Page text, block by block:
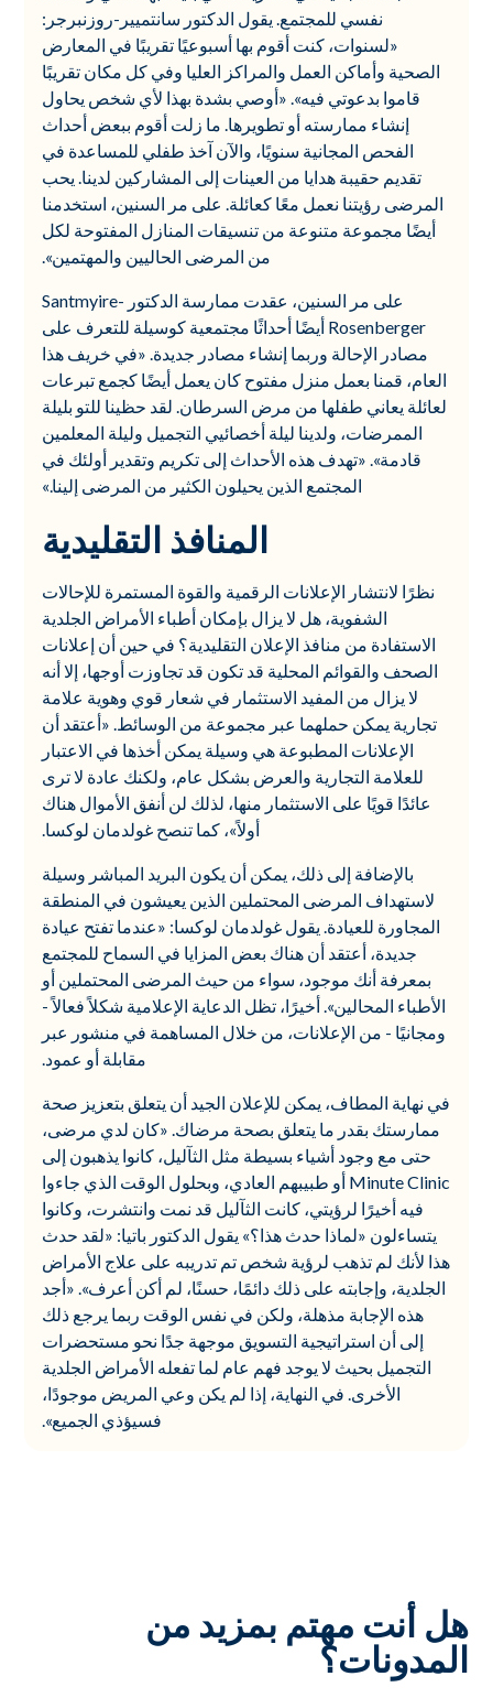
نفسي للمجتمع. يقول الدكتور سانتميير-روزنبرجر:
«لسنوات، كنت أقوم بها أسبوعيًا تقريبًا في المعارض
الصحية وأماكن العمل والمراكز العليا وفي كل مكان تقريبًا
قاموا بدعوتي فيه». «أوصي بشدة بهذا لأي شخص يحاول
إنشاء ممارسته أو تطويرها. ما زلت أقوم ببعض أحداث
الفحص المجانية سنويًا، والآن آخذ طفلي للمساعدة في
تقديم حقيبة هدايا من العينات إلى المشاركين لدينا. يحب
المرضى رؤيتنا نعمل معًا كعائلة. على مر السنين، استخدمنا
أيضًا مجموعة متنوعة من تنسيقات المنازل المفتوحة لكل
من المرضى الحاليين والمهتمين».
على مر السنين، عقدت ممارسة الدكتور Santmyire-
Rosenberger أيضًا أحداثًا مجتمعية كوسيلة للتعرف على
مصادر الإحالة وربما إنشاء مصادر جديدة. «في خريف هذا
العام، قمنا بعمل منزل مفتوح كان يعمل أيضًا كجمع تبرعات
لعائلة يعاني طفلها من مرض السرطان. لقد حظينا للتو بليلة
الممرضات، ولدينا ليلة أخصائيي التجميل وليلة المعلمين
قادمة». «تهدف هذه الأحداث إلى تكريم وتقدير أولئك في
المجتمع الذين يحيلون الكثير من المرضى إلينا.»
المنافذ التقليدية
نظرًا لانتشار الإعلانات الرقمية والقوة المستمرة للإحالات
الشفوية، هل لا يزال بإمكان أطباء الأمراض الجلدية
الاستفادة من منافذ الإعلان التقليدية؟ في حين أن إعلانات
الصحف والقوائم المحلية قد تكون قد تجاوزت أوجها، إلا أنه
لا يزال من المفيد الاستثمار في شعار قوي وهوية علامة
تجارية يمكن حملهما عبر مجموعة من الوسائط. «أعتقد أن
الإعلانات المطبوعة هي وسيلة يمكن أخذها في الاعتبار
للعلامة التجارية والعرض بشكل عام، ولكنك عادة لا ترى
عائدًا قويًا على الاستثمار منها، لذلك لن أنفق الأموال هناك
أولاً»، كما تنصح غولدمان لوكسا.
بالإضافة إلى ذلك، يمكن أن يكون البريد المباشر وسيلة
لاستهداف المرضى المحتملين الذين يعيشون في المنطقة
المجاورة للعيادة. يقول غولدمان لوكسا: «عندما تفتح عيادة
جديدة، أعتقد أن هناك بعض المزايا في السماح للمجتمع
بمعرفة أنك موجود، سواء من حيث المرضى المحتملين أو
الأطباء المحالين». أخيرًا، تظل الدعاية الإعلامية شكلاً فعالاً -
ومجانيًا - من الإعلانات، من خلال المساهمة في منشور عبر
مقابلة أو عمود.
في نهاية المطاف، يمكن للإعلان الجيد أن يتعلق بتعزيز صحة
ممارستك بقدر ما يتعلق بصحة مرضاك. «كان لدي مرضى،
حتى مع وجود أشياء بسيطة مثل الثآليل، كانوا يذهبون إلى
Minute Clinic أو طبيبهم العادي، وبحلول الوقت الذي جاءوا
فيه أخيرًا لرؤيتي، كانت الثآليل قد نمت وانتشرت، وكانوا
يتساءلون «لماذا حدث هذا؟» يقول الدكتور باتيا: «لقد حدث
هذا لأنك لم تذهب لرؤية شخص تم تدريبه على علاج الأمراض
الجلدية، وإجابته على ذلك دائمًا، حسنًا، لم أكن أعرف». «أجد
هذه الإجابة مذهلة، ولكن في نفس الوقت ربما يرجع ذلك
إلى أن استراتيجية التسويق موجهة جدًا نحو مستحضرات
التجميل بحيث لا يوجد فهم عام لما تفعله الأمراض الجلدية
الأخرى. في النهاية، إذا لم يكن وعي المريض موجودًا،
فسيؤذي الجميع».
هل أنت مهتم بمزيد من
المدونات؟